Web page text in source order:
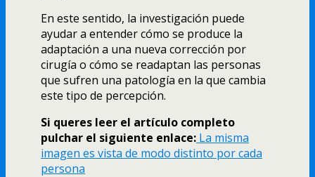
En este sentido, la investigación puede
ayudar a entender cómo se produce la
adaptación a una nueva corrección por
cirugí­a o cómo se readaptan las personas
que sufren una patologí­a en la que cambia
este tipo de percepción.
Si queres leer el artí­culo completo
pulchar el siguiente enlace: La misma
imagen es vista de modo distinto por cada
persona